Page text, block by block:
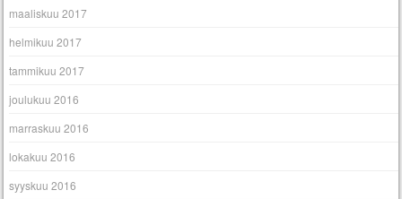
maaliskuu 2017
helmikuu 2017
tammikuu 2017
joulukuu 2016
marraskuu 2016
lokakuu 2016
syyskuu 2016